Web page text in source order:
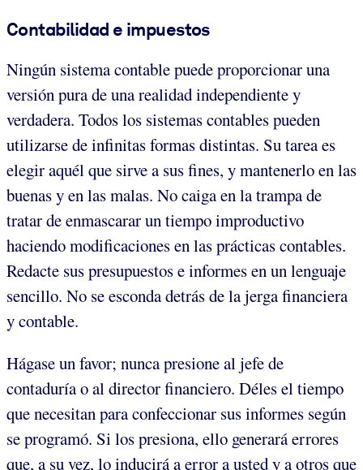
Contabilidad e impuestos
Ningún sistema contable puede proporcionar una
versión pura de una realidad independiente y
verdadera. Todos los sistemas contables pueden
utilizarse de infinitas formas distintas. Su tarea es
elegir aquél que sirve a sus fines, y mantenerlo en las
buenas y en las malas. No caiga en la trampa de
tratar de enmascarar un tiempo improductivo
haciendo modificaciones en las prácticas contables.
Redacte sus presupuestos e informes en un lenguaje
sencillo. No se esconda detrás de la jerga financiera
y contable.
Hágase un favor; nunca presione al jefe de
contaduría o al director financiero. Déles el tiempo
que necesitan para confeccionar sus informes según
se programó. Si los presiona, ello generará errores
que, a su vez, lo inducirá a error a usted y a otros que